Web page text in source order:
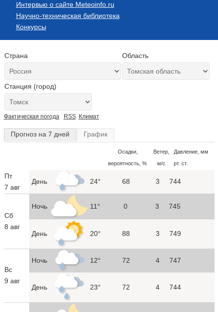
Интервью о сайте Meteoinfo.ru
Научно-техническая библиотека
Конкурсы
Страна Область
Станция (город)
Фактическая погода RSS Климат
Прогноз на 7 дней График
Осадки,
вероятность, %
Ветер,
м/с
Давление, мм
рт. ст.
Пт
7 авг
День 24° 68 3 744
Сб
8 авг
Ночь 11° 0 3 745
День 20° 88 3 749
Вс
9 авг
Ночь 12° 72 4 747
День 23° 72 4 744